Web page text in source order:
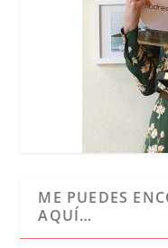
ME PUEDES
AQUÍ…